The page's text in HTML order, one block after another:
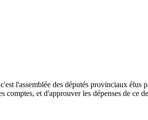
l'assemblée des députés provinciaux élus
comptes, et d'approuver les dépenses de